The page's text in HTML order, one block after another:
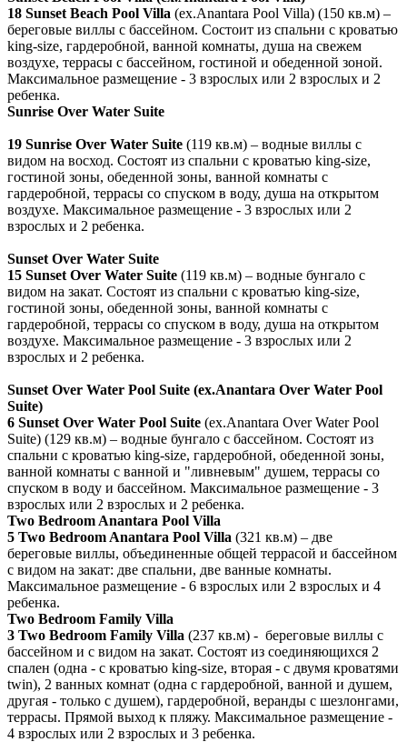
18 Sunset Beach Pool Villa (ex.Anantara Pool Villa) (150 кв.м) –
береговые виллы с бассейном. Состоит из спальни с кроватью
king-size, гардеробной, ванной комнаты, душа на свежем
воздухе, террасы с бассейном, гостиной и обеденной зоной.
Максимальное размещение - 3 взрослых или 2 взрослых и 2
ребенка.
Sunrise Over Water Suite
19 Sunrise Over Water Suite (119 кв.м) – водные виллы с
видом на восход. Состоят из спальни с кроватью king-size,
гостиной зоны, обеденной зоны, ванной комнаты с
гардеробной, террасы со спуском в воду, душа на открытом
воздухе. Максимальное размещение - 3 взрослых или 2
взрослых и 2 ребенка.
Sunset Over Water Suite
15 Sunset Over Water Suite (119 кв.м) – водные бунгало с
видом на закат. Состоят из спальни с кроватью king-size,
гостиной зоны, обеденной зоны, ванной комнаты с
гардеробной, террасы со спуском в воду, душа на открытом
воздухе. Максимальное размещение - 3 взрослых или 2
взрослых и 2 ребенка.
Sunset Over Water Pool Suite (ex.Anantara Over Water Pool
Suite)
6 Sunset Over Water Pool Suite (ex.Anantara Over Water Pool
Suite) (129 кв.м) – водные бунгало c бассейном. Состоят из
спальни с кроватью king-size, гардеробной, обеденной зоны,
ванной комнаты с ванной и "ливневым" душем, террасы со
спуском в воду и бассейном. Максимальное размещение - 3
взрослых или 2 взрослых и 2 ребенка.
Two Bedroom Anantara Pool Villa
5 Two Bedroom Anantara Pool Villa (321 кв.м) – две
береговые виллы, объединенные общей террасой и бассейном
с видом на закат: две спальни, две ванные комнаты.
Максимальное размещение - 6 взрослых или 2 взрослых и 4
ребенка.
Two Bedroom Family Villa
3 Two Bedroom Family Villa (237 кв.м) - береговые виллы с
бассейном и с видом на закат. Состоят из соединяющихся 2
спален (одна - с кроватью king-size, вторая - с двумя кроватями
twin), 2 ванных комнат (одна с гардеробной, ванной и душем,
другая - только с душем), гардеробной, веранды с шезлонгами,
террасы. Прямой выход к пляжу. Максимальное размещение -
4 взрослых или 2 взрослых и 3 ребенка.